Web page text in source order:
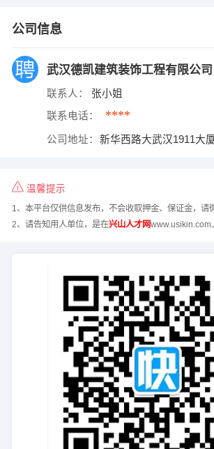
公司信息
武汉德凯建筑装饰工程有限公司
联系人： 张小姐
联系电话： ****
公司地址： 新华西路大武汉1911大
温馨提示
1、本平台仅供信息发布，不会收取押金、保证金，请
2、请告知用人单位，是在兴山人才网www.usikin.com